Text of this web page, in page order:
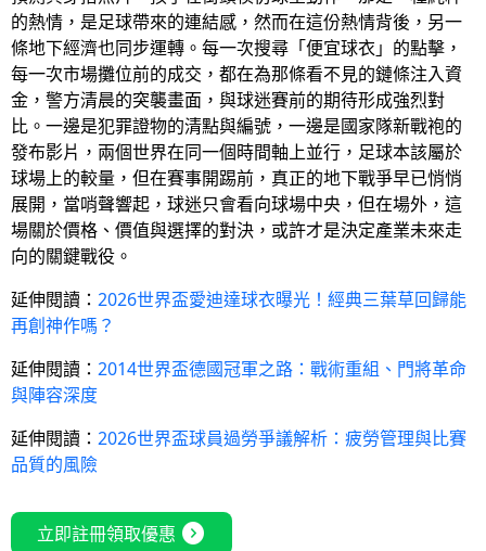
的熱情，是足球帶來的連結感，然而在這份熱情背後，另一
條地下經濟也同步運轉。每一次搜尋「便宜球衣」的點擊，
每一次市場攤位前的成交，都在為那條看不見的鏈條注入資
金，警方清晨的突襲畫面，與球迷賽前的期待形成強烈對
比。一邊是犯罪證物的清點與編號，一邊是國家隊新戰袍的
發布影片，兩個世界在同一個時間軸上並行，足球本該屬於
球場上的較量，但在賽事開踢前，真正的地下戰爭早已悄悄
展開，當哨聲響起，球迷只會看向球場中央，但在場外，這
場關於價格、價值與選擇的對決，或許才是決定產業未來走
向的關鍵戰役。
延伸閱讀： 2026世界盃愛迪達球衣曝光！經典三葉草回歸能
再創神作嗎？
延伸閱讀： 2014世界盃德國冠軍之路：戰術重組、門將革命
與陣容深度
延伸閱讀： 2026世界盃球員過勞爭議解析：疲勞管理與比賽
品質的風險
立即註冊領取優惠 expand_circle_right